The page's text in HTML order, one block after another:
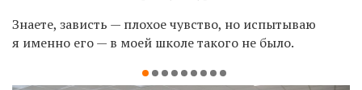
Знаете, зависть — плохое чувство, но испытываю
я именно его — в моей школе такого не было.